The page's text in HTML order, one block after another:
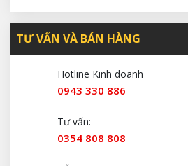
TƯ VẤN VÀ BÁN HÀNG
Hotline Kinh doanh
0943 330 886
Tư vấn:
0354 808 808